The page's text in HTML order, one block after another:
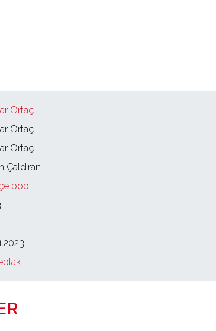
Ortaç
Ortaç
Ortaç
Çaldıran
pop